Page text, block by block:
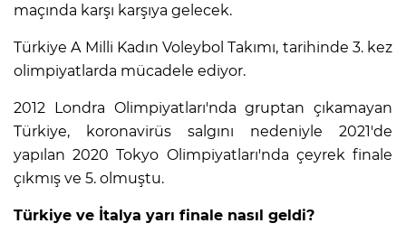
maçında karşı karşıya gelecek.
Türkiye A Milli Kadın Voleybol Takımı, tarihinde 3. kez
olimpiyatlarda mücadele ediyor.
2012 Londra Olimpiyatları'nda gruptan çıkamayan
Türkiye, koronavirüs salgını nedeniyle 2021'de
yapılan 2020 Tokyo Olimpiyatları'nda çeyrek finale
çıkmış ve 5. olmuştu.
Türkiye ve İtalya yarı finale nasıl geldi?